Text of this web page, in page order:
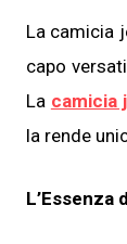
La camicia
capo
La camicia
la rende
L’Essenza